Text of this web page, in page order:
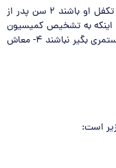
۳- پدر و مادر بیمه شده در صورتی که: ۱ تحت تکفل او باشند ۲ سن پدر از
باشد و یا اینکه به تشخیص کمیسیون
پزشکی از کارافتاده کلی باشند ۳ در هر صورت مستمری بگیر نباشند ۴- معاش
است: